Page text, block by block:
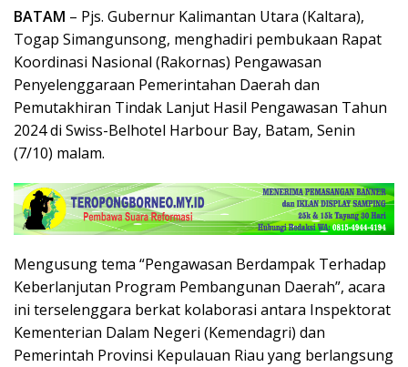
BATAM – Pjs. Gubernur Kalimantan Utara (Kaltara),
Togap Simangunsong, menghadiri pembukaan Rapat
Koordinasi Nasional (Rakornas) Pengawasan
Penyelenggaraan Pemerintahan Daerah dan
Pemutakhiran Tindak Lanjut Hasil Pengawasan Tahun
2024 di Swiss-Belhotel Harbour Bay, Batam, Senin
(7/10) malam.
Mengusung tema “Pengawasan Berdampak Terhadap
Keberlanjutan Program Pembangunan Daerah”, acara
ini terselenggara berkat kolaborasi antara Inspektorat
Kementerian Dalam Negeri (Kemendagri) dan
Pemerintah Provinsi Kepulauan Riau yang berlangsung